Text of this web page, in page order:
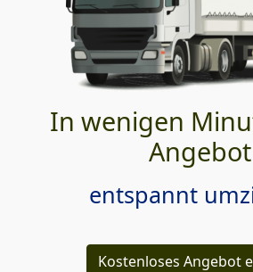
In wenigen
Angebot
entspannt
Kostenloses Angebot